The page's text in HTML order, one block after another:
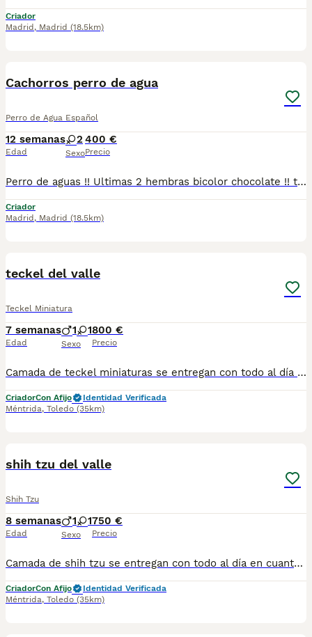
Criador
Madrid , Madrid (18.5km)
Cachorros perro de agua
Perro de Agua Español
12 semanas
Edad
2
Sexo
400 €
Precio
Perro de aguas !! Ultimas 2 hembras bicolor chocolate !! tenemos machos y hembras ,distintos colores Nuestros cachorros nacen y crecen en un ambiente familiar ,sin jaulas ,con un respeto y exclusiva cria,somos respetuosos con el tiempo de destete ,cada cachorro necesita su tiempo.. Destetamos con un pienso de alta calidad , Cachorros revisados ,desde el nacimiento ,hasta la entrega por un veterinario competente ,buscando siempre el bienestar de nuestros animales.. Sociabilizados y equilibrados tanto padres como cachorros Se entregan con todo el protocolo veterinario legal,y garantías por escrito completas.. Tenemos servicio de entrega personalizado a cualquier punto de España,directo.. El precio puede cambiar tanto en sexo como en características del cachorro. Dejanos tú teléfono y te mandamos toda la información fotos y vídeos ..
Criador
Madrid , Madrid (18.5km)
teckel del valle
Teckel Miniatura
7 semanas
Edad
1 1
Sexo
800 €
Precio
Camada de teckel miniaturas se entregan con todo al día en cuanto a vacunación, desparasitación interna y externa, microchip y pasaporte con procedencia lícita de centro canino profesional. Revisión veterinaria. Nos dedicamos profesionalmente al mundo del cachorro desde hace más de 17 años ,centro canino del Valle caprice, es nuestro nombre , criadores profesionales , residencia canina y veterinarios, que mejor sitio para adquirir tu nuevo miembro familiar. Núcleo de cria ES450990000078 Pueden encontrarnos de igual modo en la pagina oficial de la canina de España como uno de los pocos criadores recomendados y registrados , www.rsce.es Los precios son desde más IVA según cachorro, camada y época. Pregunten disponibilidad y precios Pregunten sin compromiso , y le damos cita para venir a ver a los peques a nuestro centro canino, pueden ver nuestras referencias como mejor criadero en Google , y redes sociales así como en nuestra web Web www.delvallecaprice.com
CriadorCon Afijo
Identidad Verificada
Méntrida, Toledo (35km)
shih tzu del valle
Shih Tzu
8 semanas
Edad
1 1
Sexo
750 €
Precio
Camada de shih tzu se entregan con todo al día en cuanto a vacunación, desparasitación interna y externa, microchip y pasaporte con procedencia lícita de centro canino profesional. Revisión veterinaria. Nos dedicamos profesionalmente al mundo del cachorro desde hace más de 17 años ,centro canino del Valle caprice, es nuestro nombre , criadores profesionales , residencia canina y veterinarios, que mejor sitio para adquirir tu nuevo miembro familiar. Núcleo de cria ES450990000078 Pueden encontrarnos de igual modo en la pagina oficial de la canina de España como uno de los pocos criadores recomendados y registrados , www.rsce.es Los precios son desde más IVA según cachorro, camada y época. Pregunten disponibilidad y precios Pregunten sin compromiso , y le damos cita para venir a ver a los peques a nuestro centro canino, pueden ver nuestras referencias como mejor criadero en Google , y redes sociales así como en nuestra web Web www.delvallecaprice.com
CriadorCon Afijo
Identidad Verificada
Méntrida, Toledo (35km)